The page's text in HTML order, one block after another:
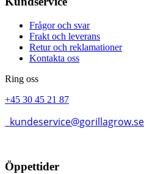
Frågor och svar
Frakt och leverans
Retur och reklamationer
Kontakta oss
Ring oss
+45 30 45 21 87
kundeservice@gorillagrow.se
Öppettider